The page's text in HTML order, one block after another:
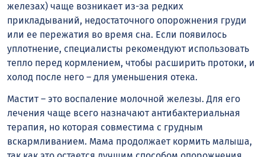
железах) чаще возникает из-за редких
прикладываний, недостаточного опорожнения груди
или ее пережатия во время сна. Если появилось
уплотнение, специалисты рекомендуют использовать
тепло перед кормлением, чтобы расширить протоки, и
холод после него – для уменьшения отека.
Мастит – это воспаление молочной железы. Для его
лечения чаще всего назначают антибактериальная
терапия, но которая совместима с грудным
вскармливанием. Мама продолжает кормить малыша,